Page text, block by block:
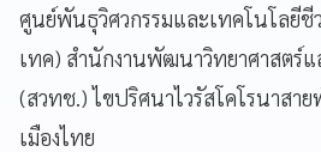
ศูนย์พันธุวิศวกรรมและเทคโนโลยีชี
เทค) สำนักงานพัฒนาวิทยาศาสตร์
(สวทช.) ไขปริศนาไวรัสโคโรนาสา
เมืองไทย